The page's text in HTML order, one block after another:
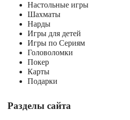
Настольные игры
Шахматы
Нарды
Игры для детей
Игры по Сериям
Головоломки
Покер
Карты
Подарки
Разделы сайта